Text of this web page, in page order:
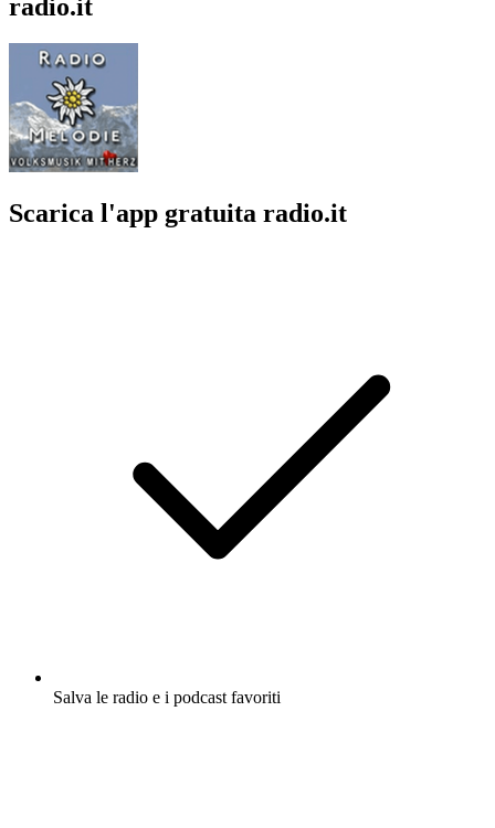
radio.it
Scarica l'app gratuita radio.it
Salva le radio e i podcast favoriti